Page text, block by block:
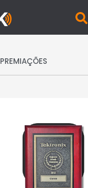
PREMIAÇÕES